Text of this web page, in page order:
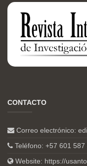
CONTACTO
Correo electrónico:
Teléfono: +57 601
Website: https://